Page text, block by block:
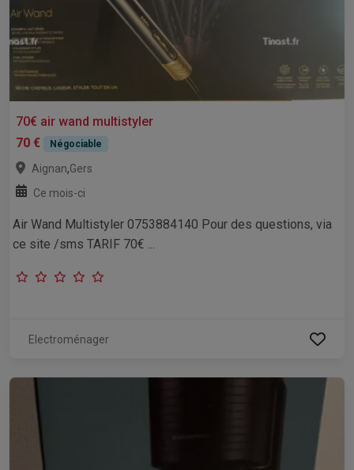
70€ air wand multistyler
70 €
Négociable
Aignan,Gers
Ce mois-ci
Air Wand Multistyler 0753884140 Pour des questions, via
ce site /sms TARIF 70€ ...
Electroménager